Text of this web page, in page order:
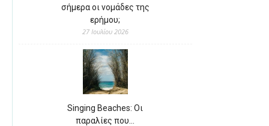
σήμερα οι νομάδες της
ερήμου;
27 Ιουλίου 2026
Singing Beaches: Οι
παραλίες που…